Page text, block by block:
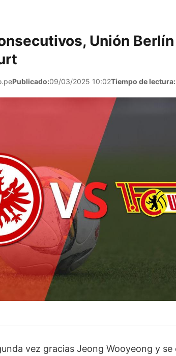
Unión
Publicado:09/03/2025 10:02Tiempo de lectura:
vez gracias Jeong Wooyeong y